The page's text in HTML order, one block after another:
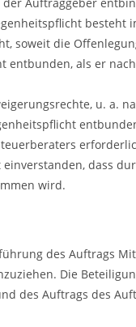
soweit die
entbunden, als er
u. a.
dass
wird.
des Auftrags
Die
des Auftrags des